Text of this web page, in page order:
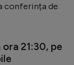
conferința de
21:30, pe